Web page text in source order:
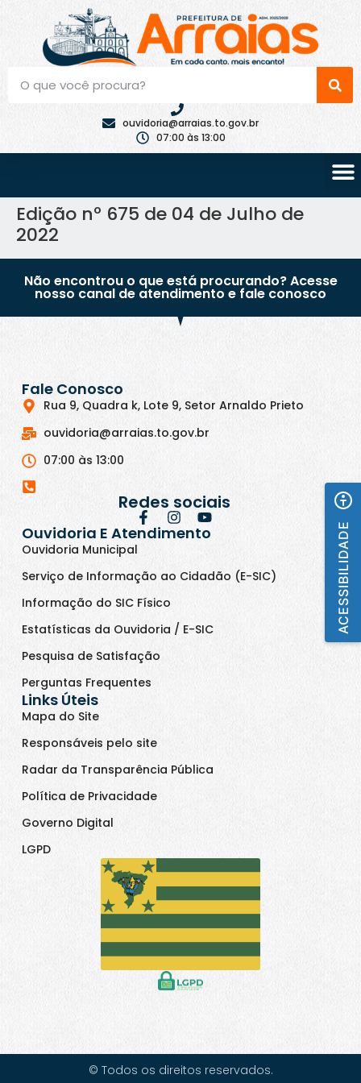
ouvidoria@arraias.to.gov.br
07:00 às 13:00
Edição nº 675 de 04 de Julho de
2022
Não encontrou o que está procurando? Acesse
nosso canal de atendimento e fale conosco
Fale Conosco
Rua 9, Quadra k, Lote 9, Setor Arnaldo Prieto
ouvidoria@arraias.to.gov.br
07:00 às 13:00
Redes sociais
Ouvidoria E Atendimento
Ouvidoria Municipal
Serviço de Informação ao Cidadão (E-SIC)
Informação do SIC Físico
Estatísticas da Ouvidoria / E-SIC
Pesquisa de Satisfação
Perguntas Frequentes
Links Úteis
Mapa do Site
Responsáveis pelo site
Radar da Transparência Pública
Política de Privacidade
Governo Digital
LGPD
© Todos os direitos reservados.
ACESSIBILIDADE